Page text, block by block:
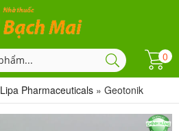
0
Lipa Pharmaceuticals » Geotonik